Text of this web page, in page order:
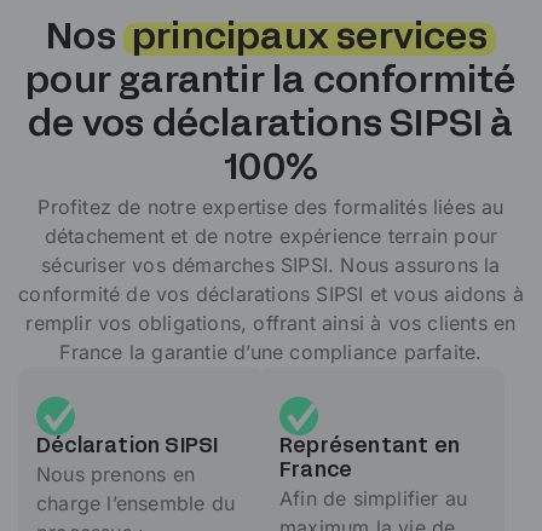
Nos principaux services
pour garantir la conformité
de vos déclarations SIPSI à
100%
Profitez de notre expertise des formalités liées au
détachement et de notre expérience terrain pour
sécuriser vos démarches SIPSI. Nous assurons la
conformité de vos déclarations SIPSI et vous aidons à
remplir vos obligations, offrant ainsi à vos clients en
France la garantie d’une compliance parfaite.
Déclaration SIPSI
Nous prenons en
charge l’ensemble du
Représentant en
France
Afin de simplifier au